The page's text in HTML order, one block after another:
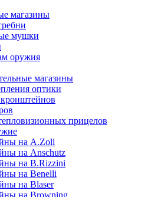
магазины
мушки
оружия
магазины
оптики
прицелов
на A.Zoli
на Anschutz
на B.Rizzini
на Benelli
на Blaser
на Browning